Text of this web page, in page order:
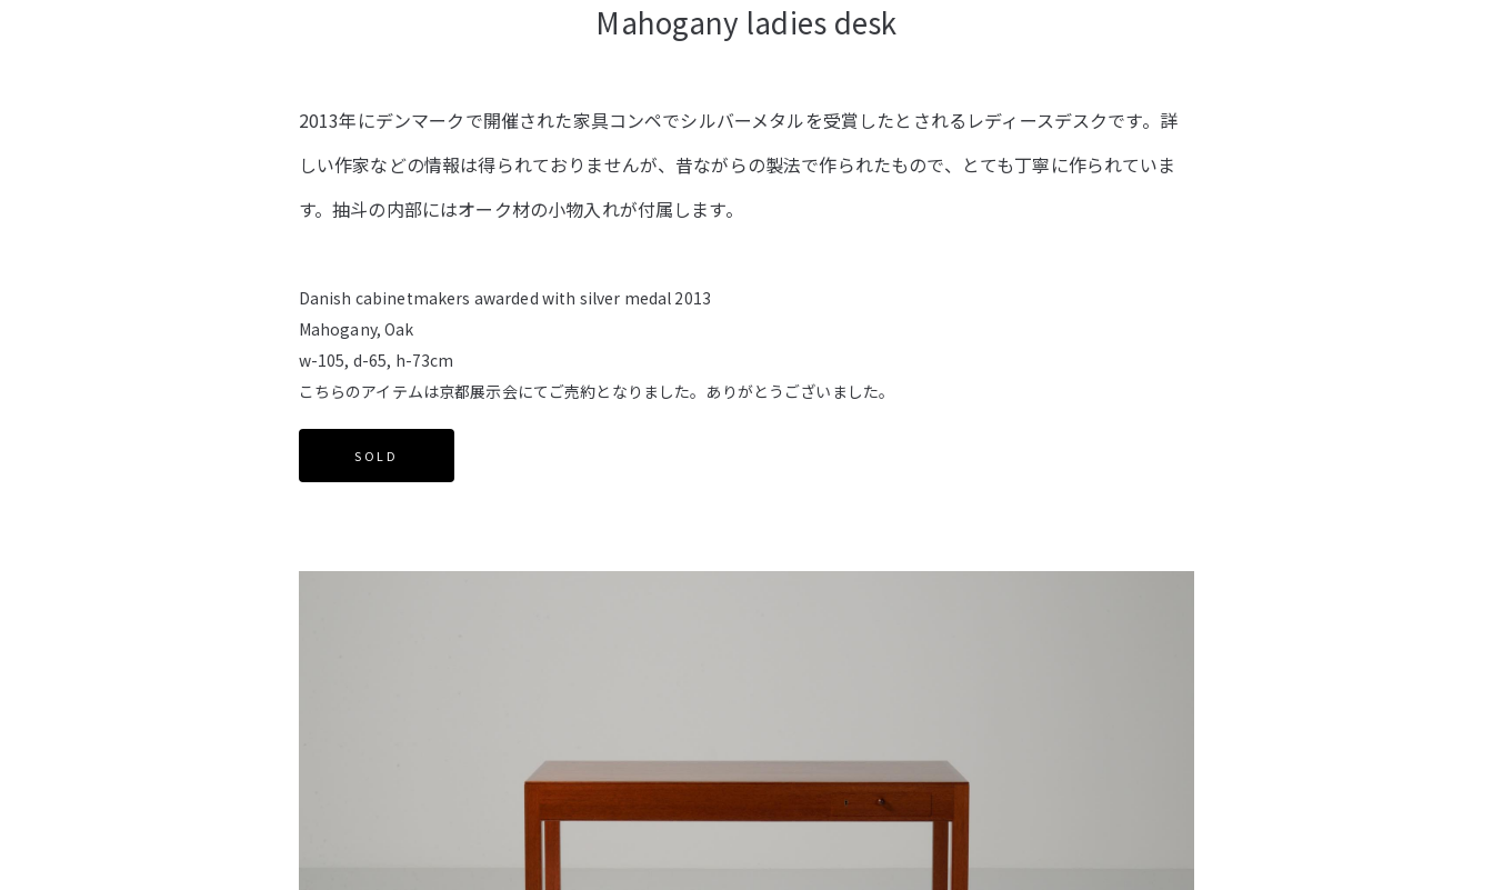
Mahogany ladies desk
2013年にデンマークで開催された家具コンペでシルバーメタルを受賞したとされるレディースデスクです。詳
しい作家などの情報は得られておりませんが、昔ながらの製法で作られたもので、とても丁寧に作られていま
す。抽斗の内部にはオーク材の小物入れが付属します。
Danish cabinetmakers awarded with silver medal 2013
Mahogany, Oak
w-105, d-65, h-73cm
こちらのアイテムは京都展示会にてご売約となりました。ありがとうございました。
SOLD